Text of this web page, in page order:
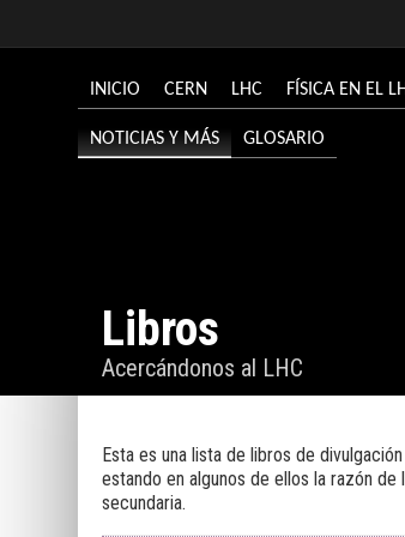
INICIO CERN LHC FÍSICA EN EL
NOTICIAS Y MÁS GLOSARIO
Libros
Acercándonos al LHC
Esta es una lista de libros de
estando en algunos de ellos la razón
secundaria.